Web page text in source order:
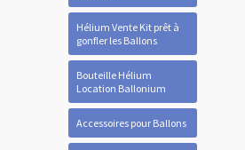
Hélium Vente Kit prêt à
gonfler les Ballons
Bouteille Hélium
Location Ballonium
Accessoires pour Ballons